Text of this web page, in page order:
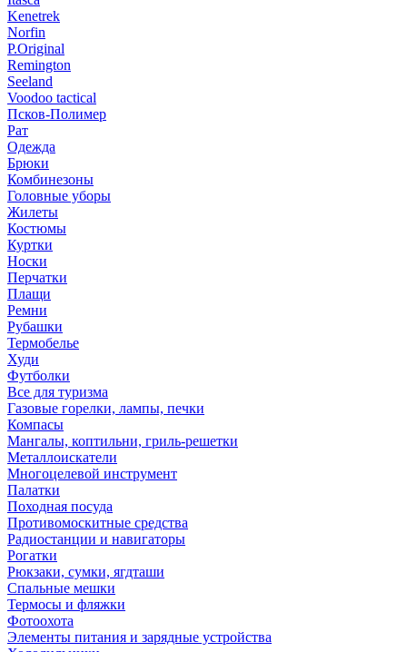
Kenetrek
Norfin
P.Original
Remington
Seeland
Voodoo tactical
Псков-Полимер
Рат
Одежда
Брюки
Комбинезоны
Головные уборы
Жилеты
Костюмы
Куртки
Носки
Перчатки
Плащи
Ремни
Рубашки
Термобелье
Худи
Футболки
Все для туризма
Газовые горелки, лампы, печки
Компасы
Мангалы, коптильни, гриль-решетки
Металлоискатели
Многоцелевой инструмент
Палатки
Походная посуда
Противомоскитные средства
Радиостанции и навигаторы
Рогатки
Рюкзаки, сумки, ягдташи
Спальные мешки
Термосы и фляжки
Фотоохота
Элементы питания и зарядные устройства